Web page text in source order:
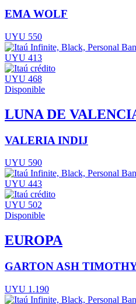
EMA WOLF
UYU 550
UYU 413
UYU 468
Disponible
LUNA DE
VALERIA INDIJ
UYU 590
UYU 443
UYU 502
Disponible
EUROPA
GARTON ASH
UYU 1.190